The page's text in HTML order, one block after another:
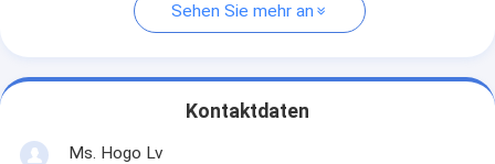
Sehen Sie mehr an
Kontaktdaten
Ms. Hogo Lv